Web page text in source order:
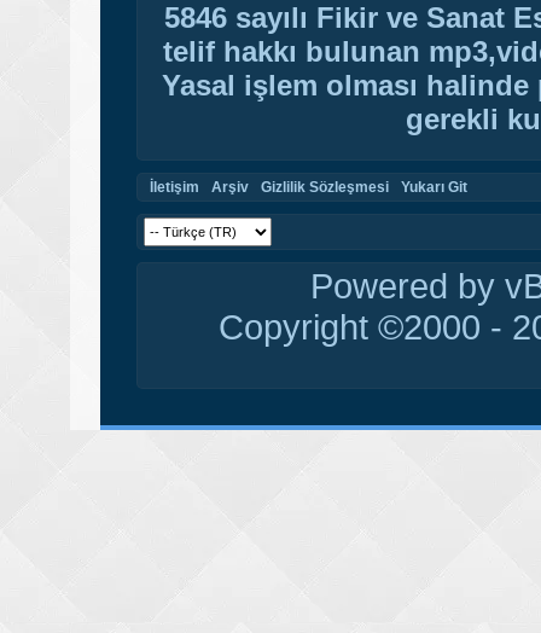
5846 sayılı Fikir ve Sanat
telif hakkı bulunan
Yasal işlem olması
gerekli
İletişim Arşiv Gizlilik Sözleşmesi Yukarı Git
Powered by
Copyright ©2000 -